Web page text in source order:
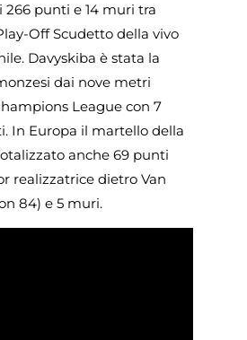
punti e 14 muri tra
Off Scudetto della vivo
Davyskiba è stata la
dai nove metri
League con 7
In Europa il martello della
anche 69 punti
realizzatrice dietro Van
84) e 5 muri.